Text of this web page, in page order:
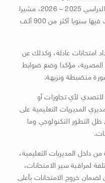
امتحانات شهادة الثانوية العامة للعام الدراسي 2025 – 2026، مشيرا
إلى أن امتحانات الثانوية العامة يشارك فيها سنويا أكثر من 900 ألف
امتحانات عادلة، وكذلك عن
المصرية، مؤكدا وضع ضوابط
منضبطة ونزيهة.
لأي تجاوزات أو
المديريات التعليمية على
التطور التكنولوجي وما
داخل المديريات التعليمية،
لمراقبة سير الامتحانات،
خروج الامتحانات بأعلى